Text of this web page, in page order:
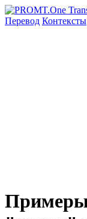
Перевод Контексты
Примеры